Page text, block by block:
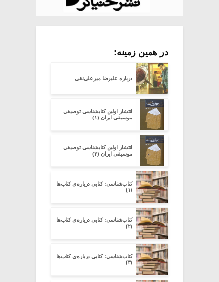
در همین زمینه:
درباره علیرضا میرعلی‌نقی
انتشار اولین کتابشناسی توصیفی
موسیقی ایران (۱)
انتشار اولین کتابشناسی توصیفی
موسیقی ایران (۲)
کتاب‌شناسی: کتابی درباره‌ی کتاب‌ها
(۱)
کتاب‌شناسی: کتابی درباره‌ی کتاب‌ها
(۲)
کتاب‌شناسی: کتابی درباره‌ی کتاب‌ها
(۳)